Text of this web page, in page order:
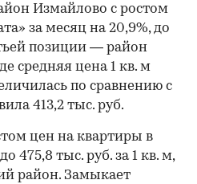
Измайлово с ростом
за месяц на 20,9%, до
позиции — район
средняя цена 1 кв. м
по сравнению с
413,2 тыс. руб.
цен на квартиры в
475,8 тыс. руб. за 1 кв. м,
район. Замыкает